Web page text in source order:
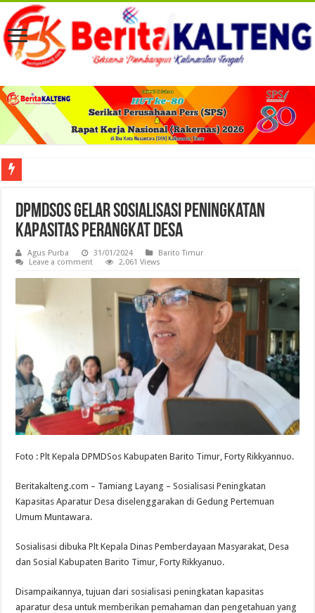
DPMDSos Gelar Sosialisasi Peningkatan
Kapasitas Perangkat Desa
Agus Purba 31/01/2024
Barito Timur
Leave a comment
2,061 Views
Foto : Plt Kepala DPMDSos Kabupaten Barito Timur, Forty Rikkyannuo.
Beritakalteng.com – Tamiang Layang – Sosialisasi Peningkatan
Kapasitas Aparatur Desa diselenggarakan di Gedung Pertemuan
Umum Muntawara.
Sosialisasi dibuka Plt Kepala Dinas Pemberdayaan Masyarakat, Desa
dan Sosial Kabupaten Barito Timur, Forty Rikkyanuo.
Disampaikannya, tujuan dari sosialisasi peningkatan kapasitas
aparatur desa untuk memberikan pemahaman dan pengetahuan yang